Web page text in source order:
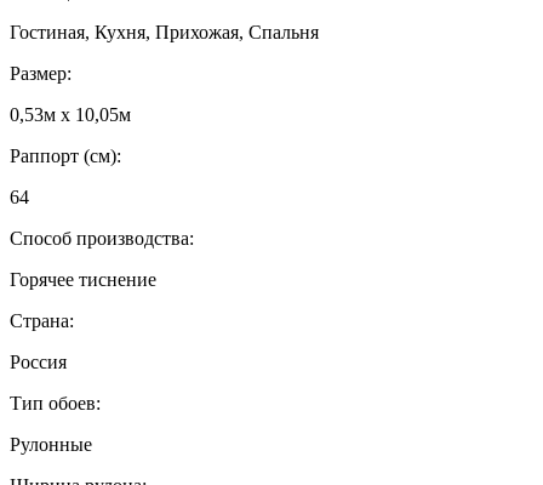
Гостиная, Кухня, Прихожая, Спальня
Размер:
0,53м x 10,05м
Раппорт (см):
64
Способ производства:
Горячее тиснение
Страна:
Россия
Тип обоев:
Рулонные